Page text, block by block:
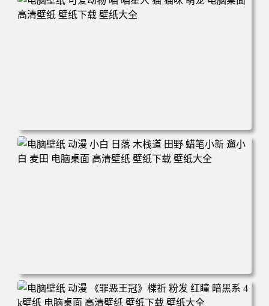
160 电脑桌面 高清壁纸 壁纸下载 壁纸大全
电脑壁纸 可爱动物 喵 喵星人 猫 猫咪 萌宠 电脑桌面 高清壁
纸 壁纸下载 壁纸大全
电脑壁纸 动漫 小白 日落 木栈道 田野 蜡笔小新 遛小白 麦田
电脑桌面 高清壁纸 壁纸下载 壁纸大全